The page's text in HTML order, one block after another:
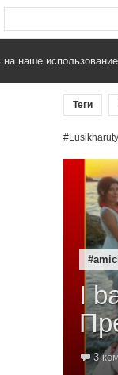
наше
Теги
I
3